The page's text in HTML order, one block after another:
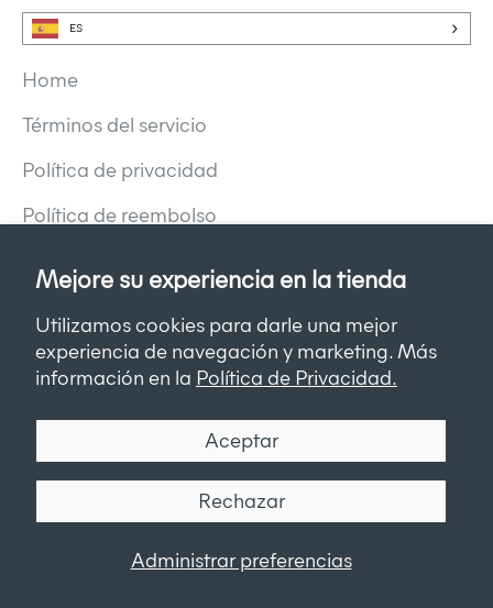
Mejore su experiencia en la tienda
Utilizamos cookies para darle una mejor
experiencia de navegación y marketing. Más
información en la Política de Privacidad.
Administrar preferencias
Aceptar
Rechazar
ES
Home
Términos del servicio
Política de privacidad
Política de reembolso
Endor Technologies S.L.
Parc Científic de Barcelona. C/ Baldiri Reixac 15,
08028, Barcelona, España.
endor@endortechnologies.com